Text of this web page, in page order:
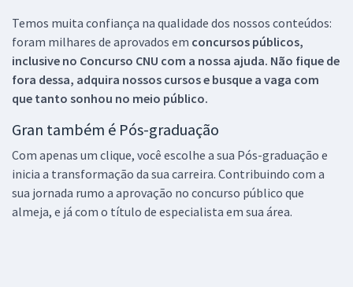
Temos muita confiança na qualidade dos nossos conteúdos:
foram milhares de aprovados em concursos públicos,
inclusive no Concurso CNU com a nossa ajuda. Não fique de
fora dessa, adquira nossos cursos e busque a vaga com
que tanto sonhou no meio público.
Gran também é Pós-graduação
Com apenas um clique, você escolhe a sua Pós-graduação e
inicia a transformação da sua carreira. Contribuindo com a
sua jornada rumo a aprovação no concurso público que
almeja, e já com o título de especialista em sua área.